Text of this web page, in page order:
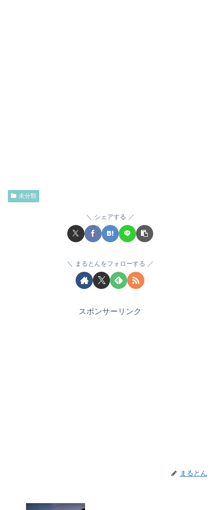
未分類
シェアする
まるとんをフォローする
スポンサーリンク
まるとん